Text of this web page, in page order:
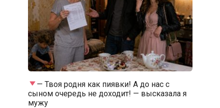
— Твоя родня как пиявки! А до нас с
сыном очередь не доходит! — высказала я
мужу